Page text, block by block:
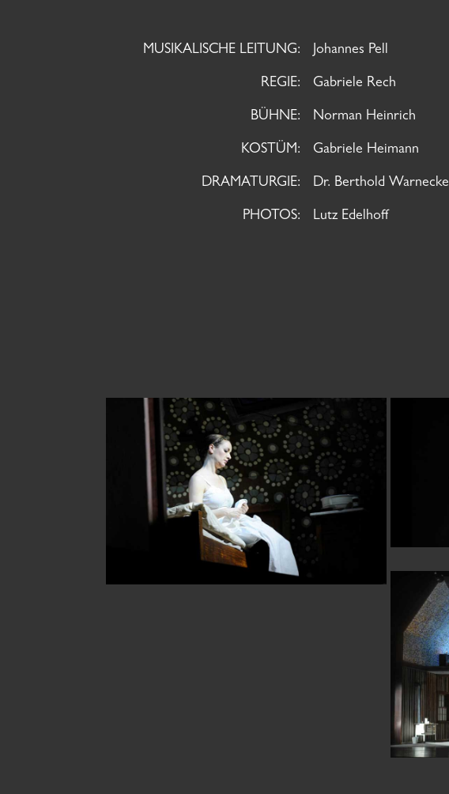
MUSIKALISCHE LEITUNG: Johannes Pell
REGIE: Gabriele Rech
BÜHNE: Norman Heinrich
KOSTÜM: Gabriele Heimann
DRAMATURGIE: Dr. Berthold Warnecke
PHOTOS: Lutz Edelhoff